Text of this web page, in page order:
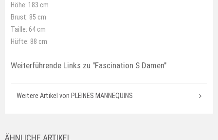
Höhe: 183 cm
Brust: 85 cm
Taille: 64 cm
Hüfte: 88 cm
Weiterführende Links zu "Fascination S Damen"
Weitere Artikel von PLEINES MANNEQUINS
ÄHNLICHE ARTIKEL